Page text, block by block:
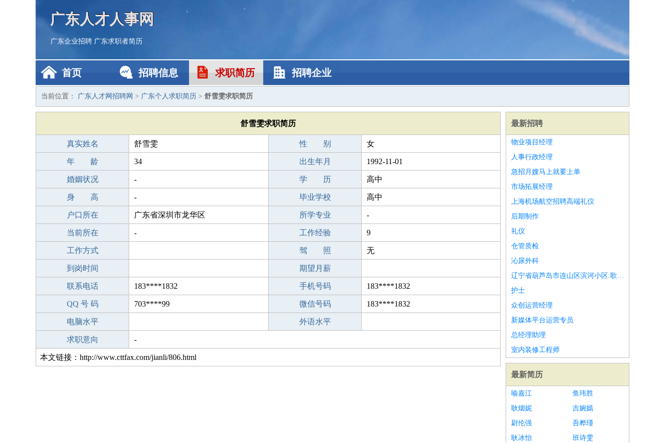
广东人才人事网
广东企业招聘 广东求职者简历
首页 招聘信息 求职简历 招聘企业
当前位置： 广东人才网招聘网 > 广东个人求职简历 > 舒雪雯求职简历
舒雪雯求职简历
真实姓名 舒雪雯 性 别 女
年 龄 34 出生年月 1992-11-01
婚姻状况 - 学 历 高中
身 高 - 毕业学校 高中
户口所在 广东省深圳市龙华区 所学专业 -
当前所在 - 工作经验 9
工作方式 驾 照 无
到岗时间 期望月薪
联系电话 183****1832 手机号码 183****1832
QQ 号 码 703****99 微信号码 183****1832
电脑水平 外语水平
求职意向 -
本文链接：http://www.cttfax.com/jianli/806.html
最新招聘
物业项目经理
人事行政经理
急招月嫂马上就要上单
市场拓展经理
上海机场航空招聘高端礼仪
后期制作
礼仪
仓管质检
沁尿外科
辽宁省葫芦岛市连山区滨河小区.歌厅招聘女服务员
护士
众创运营经理
新媒体平台运营专员
总经理助理
室内装修工程师
最新简历
喻嘉江
鱼玮胜
耿烟妮
吉婉嫣
尉伦强
吾桦瑾
耿冰怡
班诗雯